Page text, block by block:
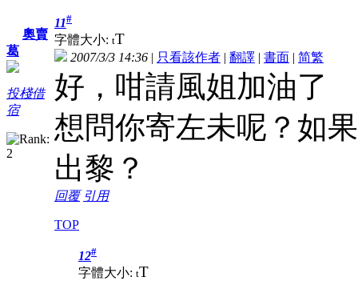
奧賣
葛
投棧借
宿
11#
字體大小: tT
2007/3/3 14:36 | 只看該作者 | 翻譯 | 書面 | 简繁
好，咁請風姐加油了
想問你寄左未呢？如
出黎？
回覆 引用
TOP
12#
字體大小: tT